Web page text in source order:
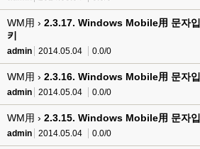
WM用 › 2.3.17. Windows Mobile用 문자
키
admin 2014.05.04 0.0/0
WM用 › 2.3.16. Windows Mobile用 문자
admin 2014.05.04 0.0/0
WM用 › 2.3.15. Windows Mobile用 문자입
admin 2014.05.04 0.0/0